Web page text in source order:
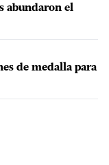
abundaron el
de medalla para